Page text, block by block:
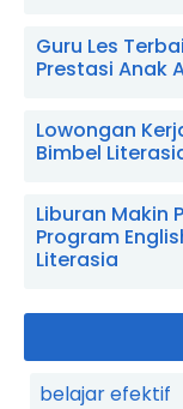
Guru Les
Prestasi Anak
Lowongan
Bimbel
Liburan Makin
Program
Literasia
belajar efektif